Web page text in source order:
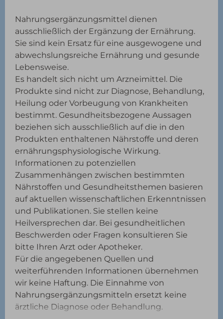
Nahrungsergänzungsmittel dienen
ausschließlich der Ergänzung der Ernährung.
Sie sind kein Ersatz für eine ausgewogene und
abwechslungsreiche Ernährung und gesunde
Lebensweise.
Es handelt sich nicht um Arzneimittel. Die
Produkte sind nicht zur Diagnose, Behandlung,
Heilung oder Vorbeugung von Krankheiten
bestimmt. Gesundheitsbezogene Aussagen
beziehen sich ausschließlich auf die in den
Produkten enthaltenen Nährstoffe und deren
ernährungsphysiologische Wirkung.
Informationen zu potenziellen
Zusammenhängen zwischen bestimmten
Nährstoffen und Gesundheitsthemen basieren
auf aktuellen wissenschaftlichen Erkenntnissen
und Publikationen. Sie stellen keine
Heilversprechen dar. Bei gesundheitlichen
Beschwerden oder Fragen konsultieren Sie
bitte Ihren Arzt oder Apotheker.
Für die angegebenen Quellen und
weiterführenden Informationen übernehmen
wir keine Haftung. Die Einnahme von
Nahrungsergänzungsmitteln ersetzt keine
ärztliche Diagnose oder Behandlung.